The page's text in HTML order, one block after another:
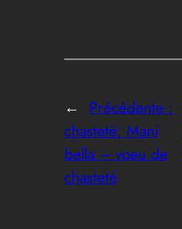
← Précédente :
chasteté; Mani
bella – voeu de
chasteté